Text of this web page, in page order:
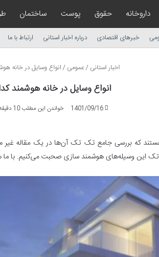
داروخانه حقوق پوست ساختمان
خبرهای اقتصادی درباره اخبار استانی ارتباط با ما
اخبار استانی /عمومی /انواع وسایل در خانه
انواع وسایل در خانه هوشمند
1401/09/16 خواندن این مطلب 10 دقیقه زمان میبرد
که بررسی جامع تک تک آن‌ها در یک مقاله غیر
این وسیله‌های هوشمند سازی صحبت می‌کنیم. با ما